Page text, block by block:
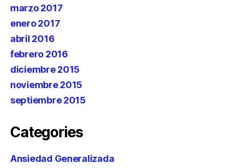
marzo 2017
enero 2017
abril 2016
febrero 2016
diciembre 2015
noviembre 2015
septiembre 2015
Categories
Ansiedad Generalizada